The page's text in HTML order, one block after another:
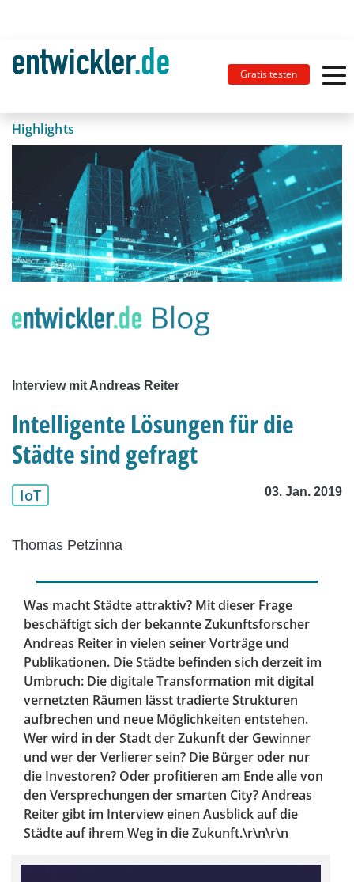
Gratis testen
Highlights
Interview mit Andreas Reiter
Intelligente Lösungen für die
Städte sind gefragt
IoT 03. Jan. 2019
Thomas Petzinna
Was macht Städte attraktiv? Mit dieser Frage
beschäftigt sich der bekannte Zukunftsforscher
Andreas Reiter in vielen seiner Vorträge und
Publikationen. Die Städte befinden sich derzeit im
Umbruch: Die digitale Transformation mit digital
vernetzten Räumen lässt tradierte Strukturen
aufbrechen und neue Möglichkeiten entstehen.
Wer wird in der Stadt der Zukunft der Gewinner
und wer der Verlierer sein? Die Bürger oder nur
die Investoren? Oder profitieren am Ende alle von
den Versprechungen der smarten City? Andreas
Reiter gibt im Interview einen Ausblick auf die
Städte auf ihrem Weg in die Zukunft.\r\n\r\n